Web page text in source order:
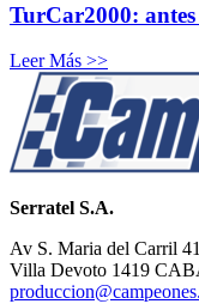
TurCar2000:
Leer Más >>
Serratel S.A.
Av S. Maria del Carril
Villa Devoto 1419